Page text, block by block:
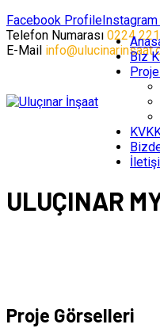
Facebook Profile
Telefon Numarası 0224
E-Mail
Biz
ULUÇINAR
Proje Görselleri